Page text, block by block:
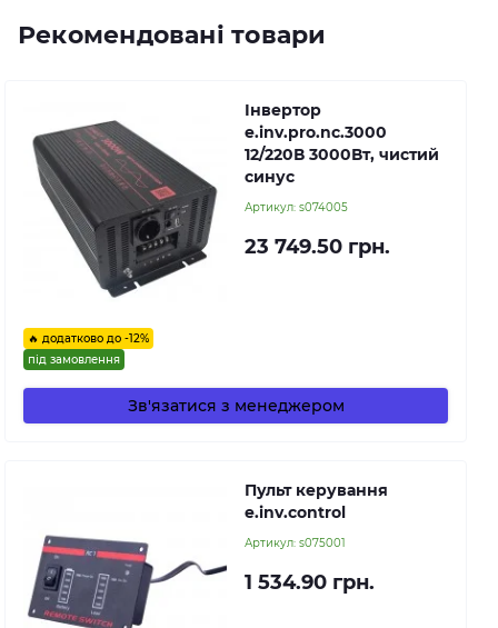
Рекомендовані товари
🔥 додатково до -12%
під замовлення
Інвертор
e.inv.pro.nc.3000
12/220В 3000Вт, чистий
синус
Артикул: s074005
23 749.50 грн.
Зв'язатися з менеджером
Пульт керування
e.inv.control
Артикул: s075001
1 534.90 грн.